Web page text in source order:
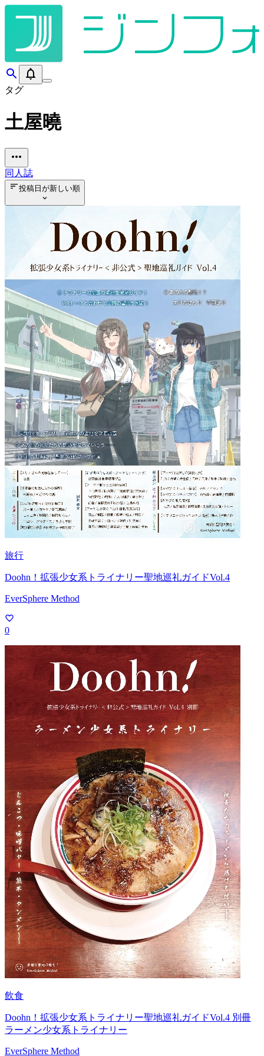
タグ
土屋曉
同人誌
投稿日が新しい順
旅行
Doohn！拡張少女系トライナリー聖地巡礼ガイドVol.4
EverSphere Method
0
飲食
Doohn！拡張少女系トライナリー聖地巡礼ガイドVol.4 別冊
ラーメン少女系トライナリー
EverSphere Method